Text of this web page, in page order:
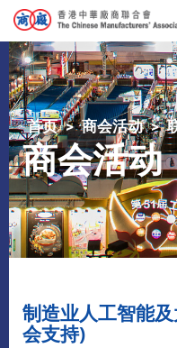
首页 商会活动
商会活动
制造业人工智能
会支持)